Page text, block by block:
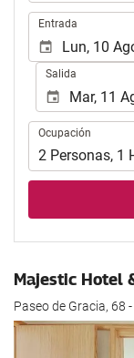
Entrada
Salida
Ocupación
Ocupación
2 Personas, 1
Majestic Hotel
Paseo de Gracia, 68